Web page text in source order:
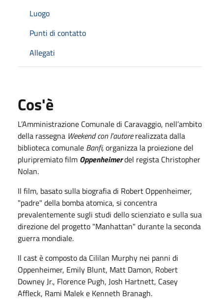
Luogo
Punti di contatto
Allegati
Cos'è
L’Amministrazione Comunale di Caravaggio, nell’ambito
della rassegna Weekend con l’autorerealizzata dalla
biblioteca comunale Banfi,organizza la proiezione del
pluripremiato film Oppenheimerdel regista Christopher
Nolan.
Il film, basato sulla biografia di Robert Oppenheimer,
"padre" della bomba atomica, si concentra
prevalentemente sugli studi dello scienziato e sulla sua
direzione del progetto "Manhattan" durante la seconda
guerra mondiale.
Il cast è composto da Cililan Murphy nei panni di
Oppenheimer, Emily Blunt, Matt Damon, Robert
Downey Jr., Florence Pugh, Josh Hartnett, Casey
Affleck, Rami Malek e Kenneth Branagh.